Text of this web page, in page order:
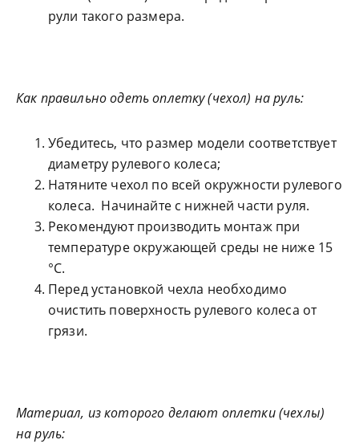
рули такого размера.
Как правильно одеть оплетку (чехол) на руль:
Убедитесь, что размер модели соответствует
диаметру рулевого колеса;
Натяните чехол по всей окружности рулевого
колеса. Начинайте с нижней части руля.
Рекомендуют производить монтаж при
температуре окружающей среды не ниже 15
°С.
Перед установкой чехла необходимо
очистить поверхность рулевого колеса от
грязи.
Материал, из которого делают оплетки (чехлы)
на руль: